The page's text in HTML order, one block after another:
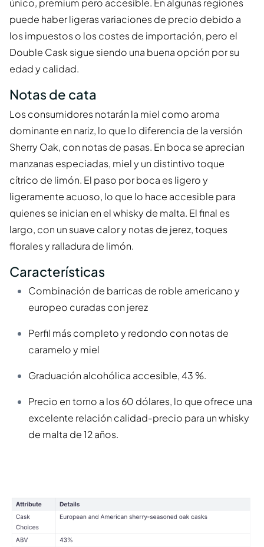
único, premium pero accesible. En algunas regiones
puede haber ligeras variaciones de precio debido a
los impuestos o los costes de importación, pero el
Double Cask sigue siendo una buena opción por su
edad y calidad.
Notas de cata
Los consumidores notarán la miel como aroma
dominante en nariz, lo que lo diferencia de la versión
Sherry Oak, con notas de pasas. En boca se aprecian
manzanas especiadas, miel y un distintivo toque
cítrico de limón. El paso por boca es ligero y
ligeramente acuoso, lo que lo hace accesible para
quienes se inician en el whisky de malta. El final es
largo, con un suave calor y notas de jerez, toques
florales y ralladura de limón.
Características
Combinación de barricas de roble americano y
europeo curadas con jerez
Perfil más completo y redondo con notas de
caramelo y miel
Graduación alcohólica accesible, 43 %.
Precio en torno a los 60 dólares, lo que ofrece una
excelente relación calidad-precio para un whisky
de malta de 12 años.